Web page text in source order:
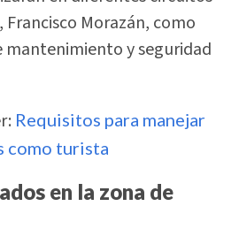
Morazán, como
mantenimiento y seguridad
Requisitos para manejar
como turista
en la zona de